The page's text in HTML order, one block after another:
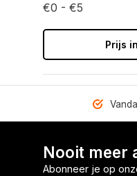
€0 - €5
Prijs
Nooit meer
Abonneer je op